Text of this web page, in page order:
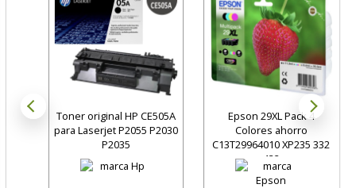
Toner original HP CE505A
para Laserjet P2055 P2030
P2035
Epson 29XL Pack 4
Colores ahorro
C13T29964010 XP235 332
432